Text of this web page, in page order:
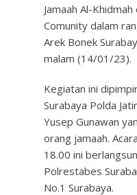
Jamaah Al-
Comunity dalam
Arek Bonek
malam (14/01/23).
Kegiatan ini
Surabaya Polda
Yusep Gunawan
orang jamaah.
18.00 ini
Polrestabes
No.1 Surabaya.